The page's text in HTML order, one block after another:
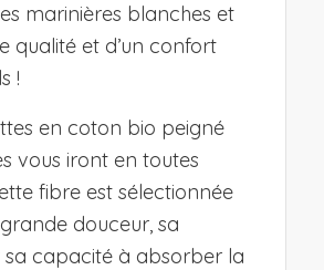
marinières blanches et
qualité et d’un confort
!
en coton bio peigné
vous iront en toutes
fibre est sélectionnée
douceur, sa
sa capacité à absorber la